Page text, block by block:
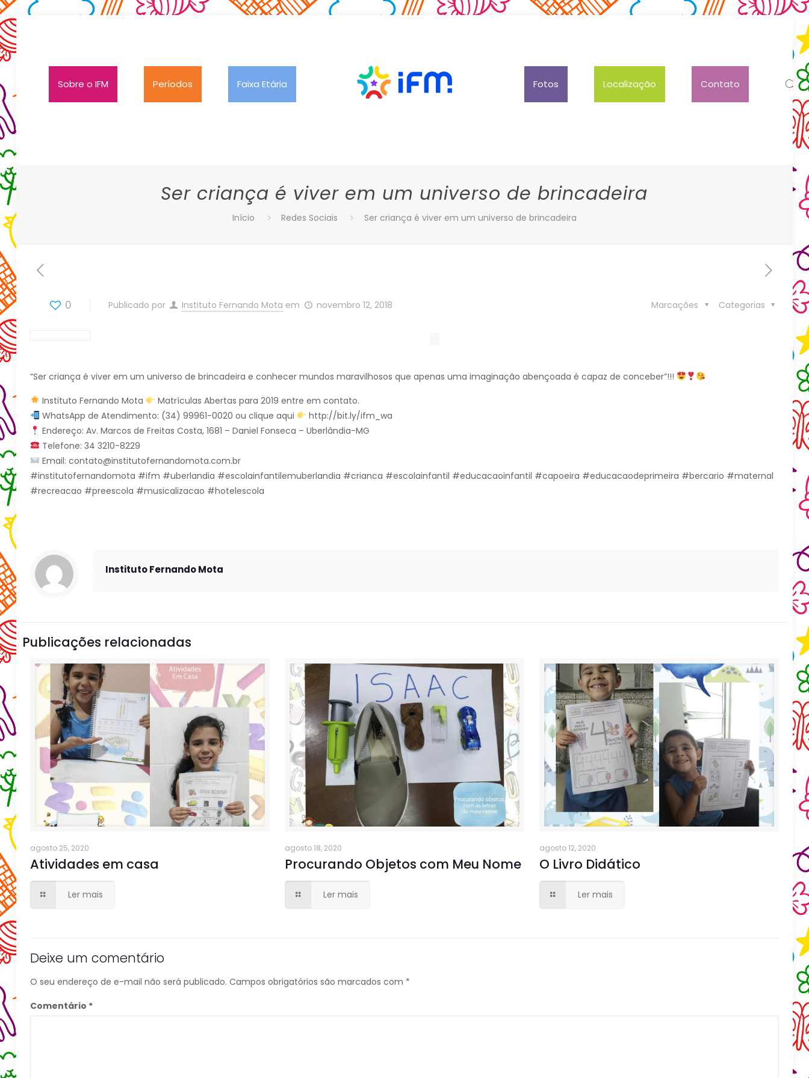
Sobre o IFM Períodos Faixa Etária Fotos Localização Contato
Ser criança é viver em um universo de brincadeira
Início Redes Sociais Ser criança é viver em um universo de brincadeira
0 Publicado por Instituto Fernando Mota em novembro 12, 2018 Categorias
Marcações
“Ser criança é viver em um universo de brincadeira e conhecer mundos maravilhosos que apenas uma imaginação abençoada é capaz de conceber”!!!
Instituto Fernando Mota
Matrículas Abertas para 2019 entre em contato.
WhatsApp de Atendimento: (34) 99961-0020 ou clique aqui
http://bit.ly/ifm_wa
Endereço: Av. Marcos de Freitas Costa, 1681 – Daniel Fonseca – Uberlândia-MG
Telefone: 34 3210-8229
Email: contato@institutofernandomota.com.br
#institutofernandomota #ifm #uberlandia #escolainfantilemuberlandia #crianca #escolainfantil #educacaoinfantil #capoeira #educacaodeprimeira #bercario #maternal
#recreacao #preescola #musicalizacao #hotelescola
Instituto Fernando Mota
Publicações relacionadas
agosto 25, 2020
Atividades em casa
Ler mais
agosto 18, 2020
Procurando Objetos com Meu Nome
Ler mais
agosto 12, 2020
O Livro Didático
Ler mais
Deixe um comentário
O seu endereço de e-mail não será publicado. Campos obrigatórios são marcados com *
Comentário *